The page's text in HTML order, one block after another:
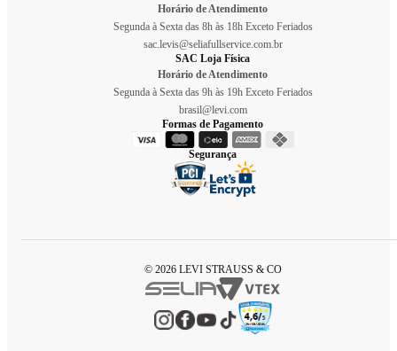
Horário de Atendimento
Segunda à Sexta das 8h às 18h Exceto Feriados
sac.levis@seliafullservice.com.br
SAC Loja Física
Horário de Atendimento
Segunda à Sexta das 9h às 19h Exceto Feriados
brasil@levi.com
Formas de Pagamento
Segurança
© 2026 LEVI STRAUSS & CO